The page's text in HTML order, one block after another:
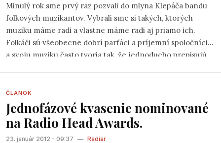
Minulý rok sme prvý raz pozvali do mlyna Klepáča bandu
folkových muzikantov. Vybrali sme si takých, ktorých
muziku máme radi a vlastne máme radi aj priamo ich.
Folkáči sú všeobecne dobrí parťáci a príjemní spoločníci
a svoju muziku často tvoria tak, že jednoducho prepisujú
robote na koncert kamsi do lesa – a prišli. Neveril som, že
prídu v sobotu, keď platí zákaz vjazdu už od Červeného
mostu – a zase prišli. Jednoducho bratislavské folkové
publikum nesklamalo a bolo skvelé.
ČLÁNOK
Jednofázové kvasenie nominované
na Radio Head Awards.
23. január 2012 - 09:37 — Radiar